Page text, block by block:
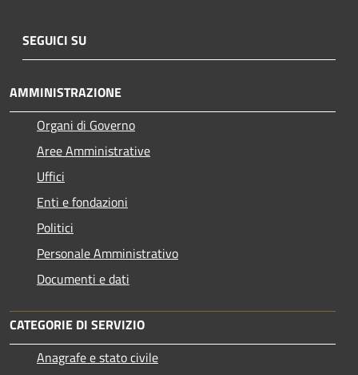
SEGUICI SU
AMMINISTRAZIONE
Organi di Governo
Aree Amministrative
Uffici
Enti e fondazioni
Politici
Personale Amministrativo
Documenti e dati
CATEGORIE DI SERVIZIO
Anagrafe e stato civile